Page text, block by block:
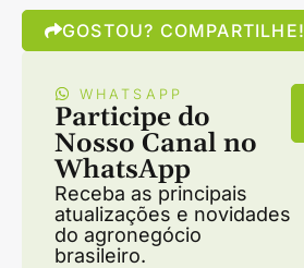
GOSTOU? COMPARTILHE!
WHATSAPP
Participe do
Nosso Canal no
WhatsApp
Receba as principais
atualizações e novidades
do agronegócio
brasileiro.